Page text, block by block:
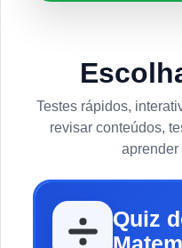
Testes rápidos,
revisar conteúdos,
aprender
Quiz